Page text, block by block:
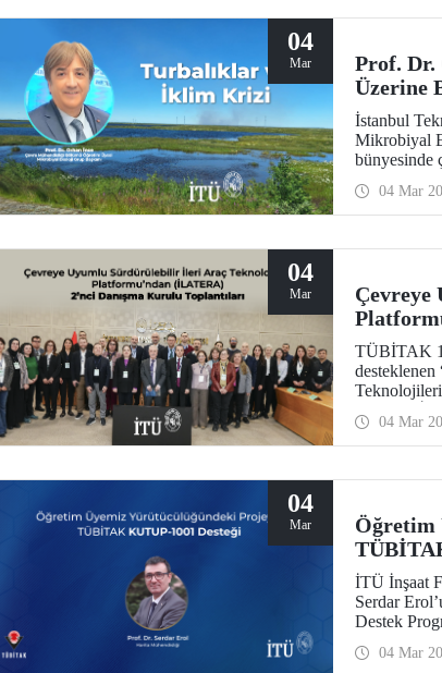
04
Mar
Prof. Dr.
Üzerine
İstanbul
Mikrobiyal
bünyesinde
buluştu.
04 Mar
04
Mar
TÜBİTAK
Senato04 Mar
04
Mar
Öğretim
İTÜ İnşaat
Serdar
Destek
04 Mar